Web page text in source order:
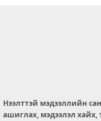
info@opendatalab.mn
Нээлттэй мэдээллийн сан
ашиглах, мэдээлэл хайх,